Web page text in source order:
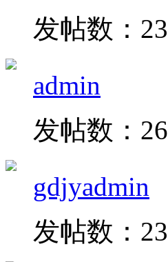
发帖数：23
admin
发帖数：26
gdjyadmin
发帖数：23